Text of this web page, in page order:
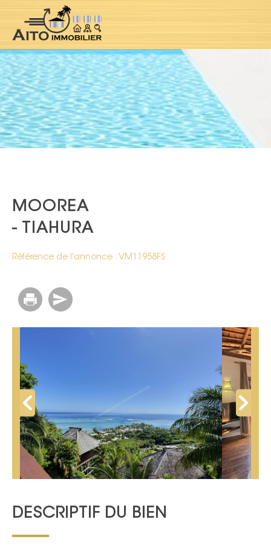
MOOREA
- TIAHURA
Référence de l'annonce : VM11958FS
DESCRIPTIF DU BIEN